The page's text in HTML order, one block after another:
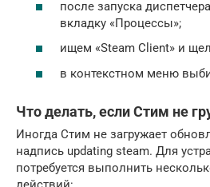
после запуска
вкладку «Процессы»;
ищем «Steam Client» и
в контекстном меню
Что делать, если Стим не
Иногда Стим не загружает
надпись updating steam. Для
потребуется выполнить